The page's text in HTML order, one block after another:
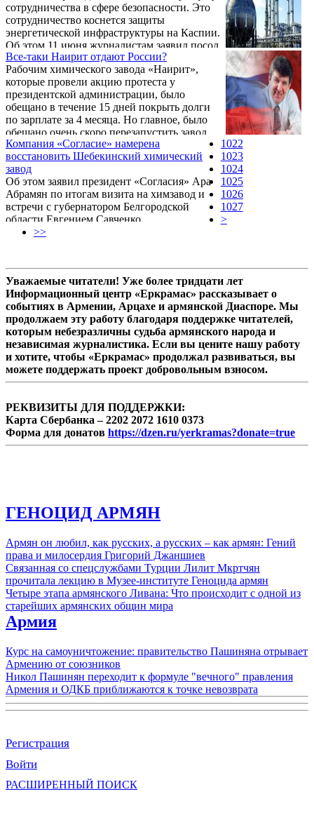
сотрудничества в сфере безопасности. Это
сотрудничество коснется защиты
энергетической инфраструктуры на Каспии.
Об этом 11 июня журналистам заявил посол
США в Баку Мэтью Брайза. "У нас богатый
опыт в этой области, и мы готовы передать
его Азербайджану", - сказал он.
Все-таки Наирит отдают России?
Рабочим химического завода «Наирит»,
которые провели акцию протеста у
президентской администрации, было
обещано в течение 15 дней покрыть долги
по зарплате за 4 месяца. Но главное, было
обещано очень скоро перезапустить завод,
который простаивает уже довольно долго.
Компания «Согласие» намерена
восстановить Шебекинский химический
завод
Об этом заявил президент «Согласия» Ара
Абрамян по итогам визита на химзавод и
встречи с губернатором Белгородской
области Евгением Савченко.
1022
1023
1024
1025
1026
1027
>
>>
Уважаемые читатели! Уже более тридцати лет
Информационный центр «Еркрамас» рассказывает о
событиях в Армении, Арцахе и армянской Диаспоре. Мы
продолжаем эту работу благодаря поддержке читателей,
которым небезразличны судьба армянского народа и
независимая журналистика. Если вы цените нашу работу
и хотите, чтобы «Еркрамас» продолжал развиваться, вы
можете поддержать проект добровольным взносом.
РЕКВИЗИТЫ ДЛЯ ПОДДЕРЖКИ:
Карта Сбербанка – 2202 2072 1610 0373
Форма для донатов https://dzen.ru/yerkramas?donate=true
ГЕНОЦИД АРМЯН
Армян он любил, как русских, а русских – как армян: Гений
права и милосердия Григорий Джаншиев
Связанная со спецслужбами Турции Лилит Мкртчян
прочитала лекцию в Музее-институте Геноцида армян
Четыре этапа армянского Ливана: Что происходит с одной из
старейших армянских общин мира
Армия
Курс на самоуничтожение: правительство Пашиняна отрывает
Армению от союзников
Никол Пашинян переходит к формуле "вечного" правления
Армения и ОДКБ приближаются к точке невозврата
Регистрация
Войти
РАСШИРЕННЫЙ ПОИСК